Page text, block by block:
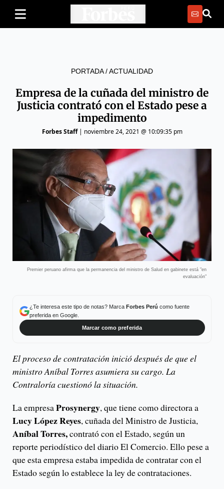
PORTADA/ACTUALIDAD
Empresa de la cuñada del ministro de
Justicia contrató con el Estado pese a
impedimento
Forbes Staff| noviembre 24, 2021 @ 10:09:35 pm
Premier peruano afirma que la permanencia del ministro de Salud en gabinete está "en
evaluación"
¿Te interesa este tipo de notas? Marca Forbes Perú como fuente
preferida en Google.
Marcar como preferida
El proceso de contratación inició después de que el
ministro Aníbal Torres asumiera su cargo. La
Contraloría cuestionó la situación.
La empresaProsynergy, que tiene como directora a
Lucy López Reyes, cuñada del Ministro de Justicia,
Aníbal Torres,contrató con el Estado, según un
reporte periodístico del diario El Comercio. Ello pese a
que esta empresa estaba impedida de contratar con el
Estado según lo establece la ley de contrataciones.